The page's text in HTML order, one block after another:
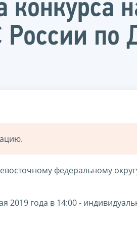
конкурса
по
федеральному
2019 года в 14:00 -